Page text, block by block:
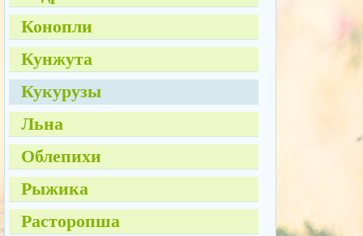
Конопли
Кунжута
Кукурузы
Льна
Облепихи
Рыжика
Расторопша